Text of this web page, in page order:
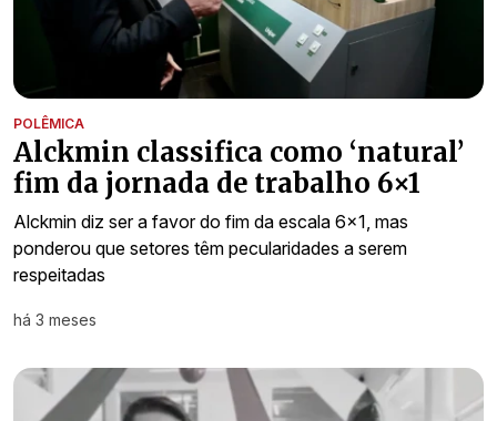
POLÊMICA
Alckmin classifica como ‘natural’
fim da jornada de trabalho 6×1
Alckmin diz ser a favor do fim da escala 6×1, mas
ponderou que setores têm pecularidades a serem
respeitadas
há 3 meses